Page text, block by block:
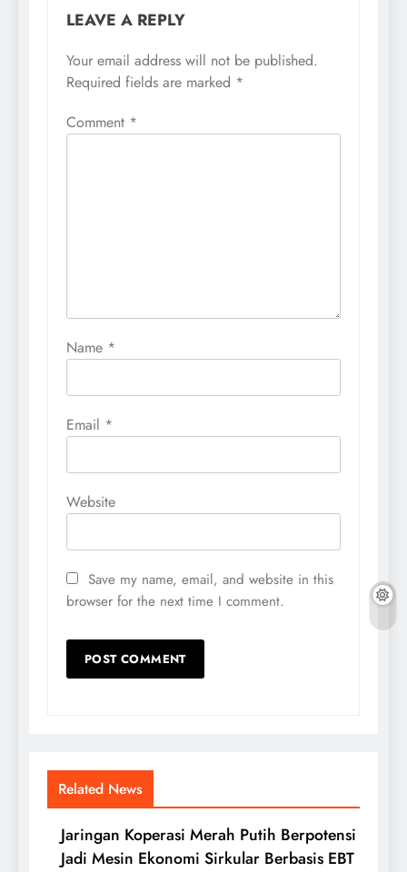
LEAVE A REPLY
Your email address will not be published.
Required fields are marked *
Comment *
Name *
Email *
Website
Save my name, email, and website in this
browser for the next time I comment.
Related News
Jaringan Koperasi Merah Putih Berpotensi
Jadi Mesin Ekonomi Sirkular Berbasis EBT